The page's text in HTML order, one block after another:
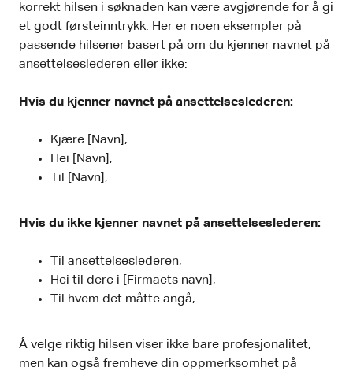
korrekt hilsen i søknaden kan være avgjørende for å gi
et godt førsteinntrykk. Her er noen eksempler på
passende hilsener basert på om du kjenner navnet på
ansettelseslederen eller ikke:
Hvis du kjenner navnet på ansettelseslederen:
Kjære [Navn],
Hei [Navn],
Til [Navn],
Hvis du ikke kjenner navnet på ansettelseslederen:
Til ansettelseslederen,
Hei til dere i [Firmaets navn],
Til hvem det måtte angå,
Å velge riktig hilsen viser ikke bare profesjonalitet,
men kan også fremheve din oppmerksomhet på